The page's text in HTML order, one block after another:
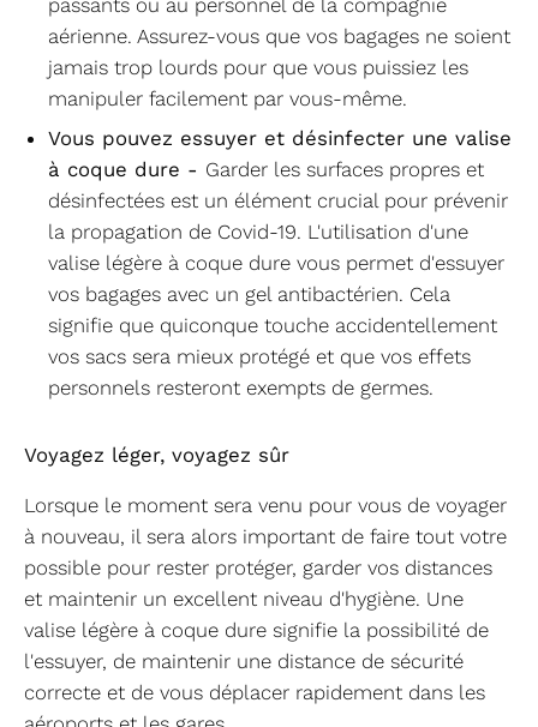
aérienne. Assurez-vous que vos bagages ne soient
jamais trop lourds pour que vous puissiez les
manipuler facilement par vous-même.
Vous pouvez essuyer et désinfecter une valise
à coque dure - Garder les surfaces propres et
désinfectées est un élément crucial pour prévenir
la propagation de Covid-19. L'utilisation d'une
valise légère à coque dure vous permet d'essuyer
vos bagages avec un gel antibactérien. Cela
signifie que quiconque touche accidentellement
vos sacs sera mieux protégé et que vos effets
personnels resteront exempts de germes.
Voyagez léger, voyagez sûr
Lorsque le moment sera venu pour vous de voyager
à nouveau, il sera alors important de faire tout votre
possible pour rester protéger, garder vos distances
et maintenir un excellent niveau d'hygiène. Une
valise légère à coque dure signifie la possibilité de
l'essuyer, de maintenir une distance de sécurité
correcte et de vous déplacer rapidement dans les